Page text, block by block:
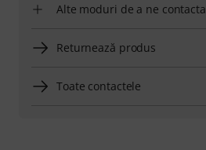
Alte moduri de a ne contacta
Returnează produs
Toate contactele